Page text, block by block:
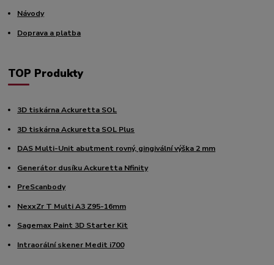
Návody
Doprava a platba
TOP Produkty
3D tiskárna Ackuretta SOL
3D tiskárna Ackuretta SOL Plus
DAS Multi-Unit abutment rovný, gingivální výška 2 mm
Generátor dusíku Ackuretta Nfinity
PreScanbody
NexxZr T Multi A3 Z95-16mm
Sagemax Paint 3D Starter Kit
Intraorální skener Medit i700